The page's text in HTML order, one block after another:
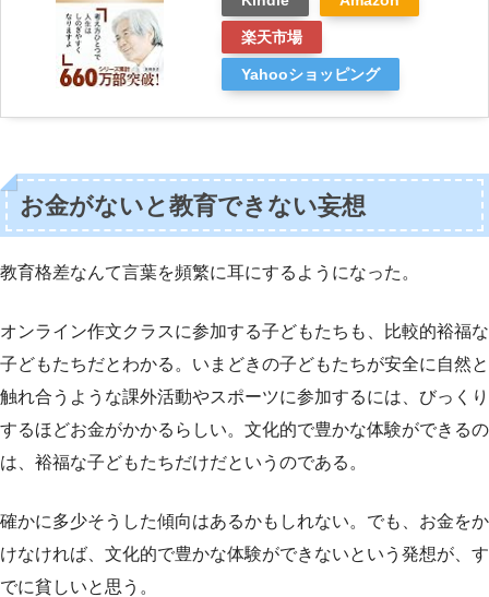
楽天市場
Yahooショッピング
お金がないと教育できない妄想
教育格差なんて言葉を頻繁に耳にするようになった。
オンライン作文クラスに参加する子どもたちも、比較的裕福な
子どもたちだとわかる。いまどきの子どもたちが安全に自然と
触れ合うような課外活動やスポーツに参加するには、びっくり
するほどお金がかかるらしい。文化的で豊かな体験ができるの
は、裕福な子どもたちだけだというのである。
確かに多少そうした傾向はあるかもしれない。でも、お金をか
けなければ、文化的で豊かな体験ができないという発想が、す
でに貧しいと思う。